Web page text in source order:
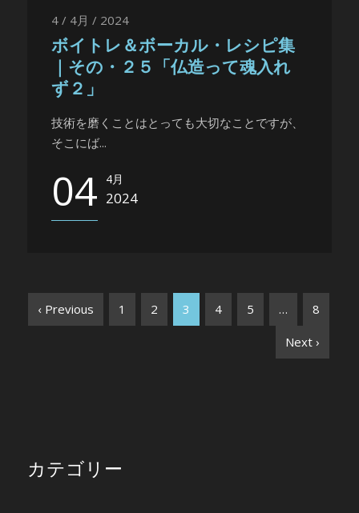
4 / 4月 / 2024
ボイトレ＆ボーカル・レシピ集
｜その・２５「仏造って魂入れ
ず２」
技術を磨くことはとっても大切なことですが、
そこにば...
04 4月
2024
‹ Previous 1 2 3 4 5 … 8
Next ›
カテゴリー